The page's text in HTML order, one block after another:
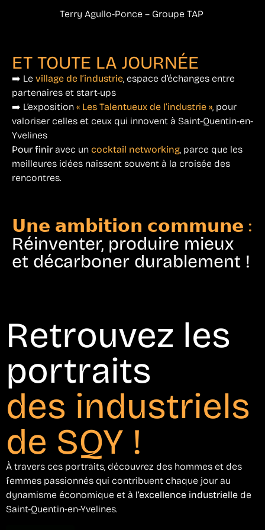
Terry Agullo-Ponce – Groupe TAP
ET TOUTE LA JOURNÉE
➡️ Le village de l’industrie , espace d’échanges entre
partenaires et start-ups
➡️ L’exposition « Les Talentueux de l’industrie » , pour
valoriser celles et ceux qui innovent à Saint-Quentin-en-
Yvelines
Pour finir avec un cocktail networking , parce que les
meilleures idées naissent souvent à la croisée des
rencontres.
𝗨𝗻𝗲 𝗮𝗺𝗯𝗶𝘁𝗶𝗼𝗻 𝗰𝗼𝗺𝗺𝘂𝗻𝗲 :
Réinventer, produire mieux
et décarboner durablement !
Retrouvez les
portraits
des industriels
de SQY !
À travers ces portraits, découvrez des hommes et des
femmes passionnés qui contribuent chaque jour au
dynamisme économique et à l’excellence industrielle de
Saint-Quentin-en-Yvelines.